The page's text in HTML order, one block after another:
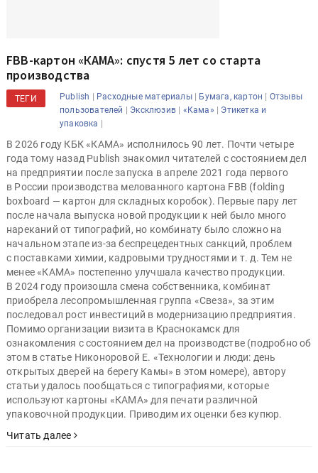
FBB-картон «КАМА»: спустя 5 лет со старта
производства
ТЕГИ Publish | Расходные материалы| Бумага, картон | Отзывы
пользователей | Эксклюзив | «Кама» | Этикетка и
упаковка |
В 2026 году КБК «КАМА» исполнилось 90 лет. Почти четыре
года тому назад Publish знакомил читателей с состоянием дел
на предприятии после запуска в апреле 2021 года первого
в России производства мелованного картона FBB (folding
boxboard — картон для складных коробок). Первые пару лет
после начала выпуска новой продукции к ней было много
нареканий от типографий, но комбинату было сложно на
начальном этапе из-за беспрецедентных санкций, проблем
с поставками химии, кадровыми трудностями и т. д. Тем не
менее «КАМА» постепенно улучшала качество продукции.
В 2024 году произошла смена собственника, комбинат
приобрела лесопромышленная группа «Свеза», за этим
последовал рост инвестиций в модернизацию предприятия.
Помимо организации визита в Краснокамск для
ознакомления с состоянием дел на производстве (подробно об
этом в статье Никоноровой Е. «Технологии и люди: день
открытых дверей на берегу Камы» в этом номере), автору
статьи удалось пообщаться с типографиями, которые
используют картоны «КАМА» для печати различной
упаковочной продукции. Приводим их оценки без купюр.
Читать далее